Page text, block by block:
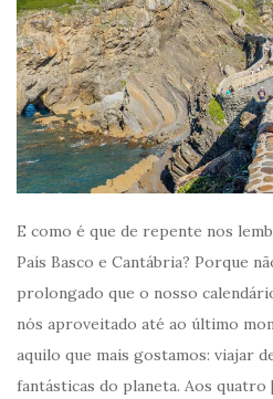
E como é que de repente nos
País Basco e Cantábria? Porque
prolongado que o nosso
nós aproveitado até ao último
aquilo que mais gostamos: viajar
fantásticas do planeta. Aos